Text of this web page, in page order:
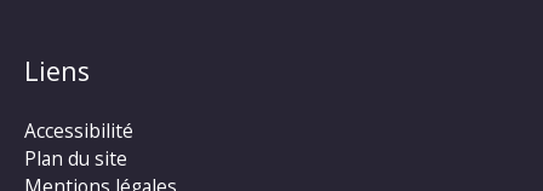
Liens
Accessibilité
Plan du site